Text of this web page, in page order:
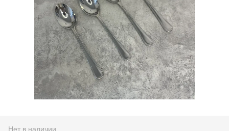
Нет в наличии